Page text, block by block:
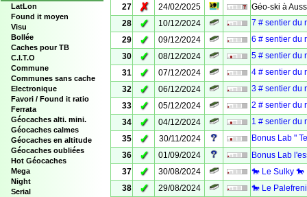
LatLon
Found it moyen
Visu
Bollée
Caches pour TB
C.I.T.O
Commune
Communes sans cache
Electronique
Favori / Found it ratio
Ferrata
Géocaches alti. mini.
Géocaches calmes
Géocaches en altitude
Géocaches oubliées
Hot Géocaches
Mega
Night
Serial
27
✗ 24/02/2025
Géo-ski à
28
✓ 10/12/2024
7 # sentier du
29
✓ 09/12/2024
6 # sentier du
30
✓ 08/12/2024
5 # sentier du
31
✓ 07/12/2024
4 # sentier du
32
✓ 06/12/2024
3 # sentier du
33
✓ 05/12/2024
2 # sentier du
34
✓ 04/12/2024
1 # sentier du
35
✓ 30/11/2024
Bonus Lab "
36
✓ 01/09/2024
Bonus Lab
37
✓ 30/08/2024
🐎 Le Sulky 🐎
38
✓ 29/08/2024
🐎 Le